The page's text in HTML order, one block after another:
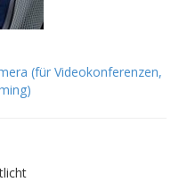
(für Videokonferenzen,